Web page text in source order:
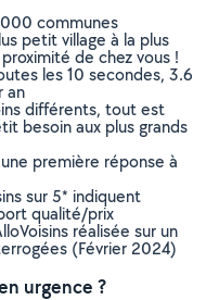
communes
petit village à la plus
de chez vous !
les 10 secondes, 3.6
an
différents, tout est
besoin aux plus grands
première réponse à
sur 5* indiquent
qualité/prix
réalisée sur un
(Février 2024)
urgence ?